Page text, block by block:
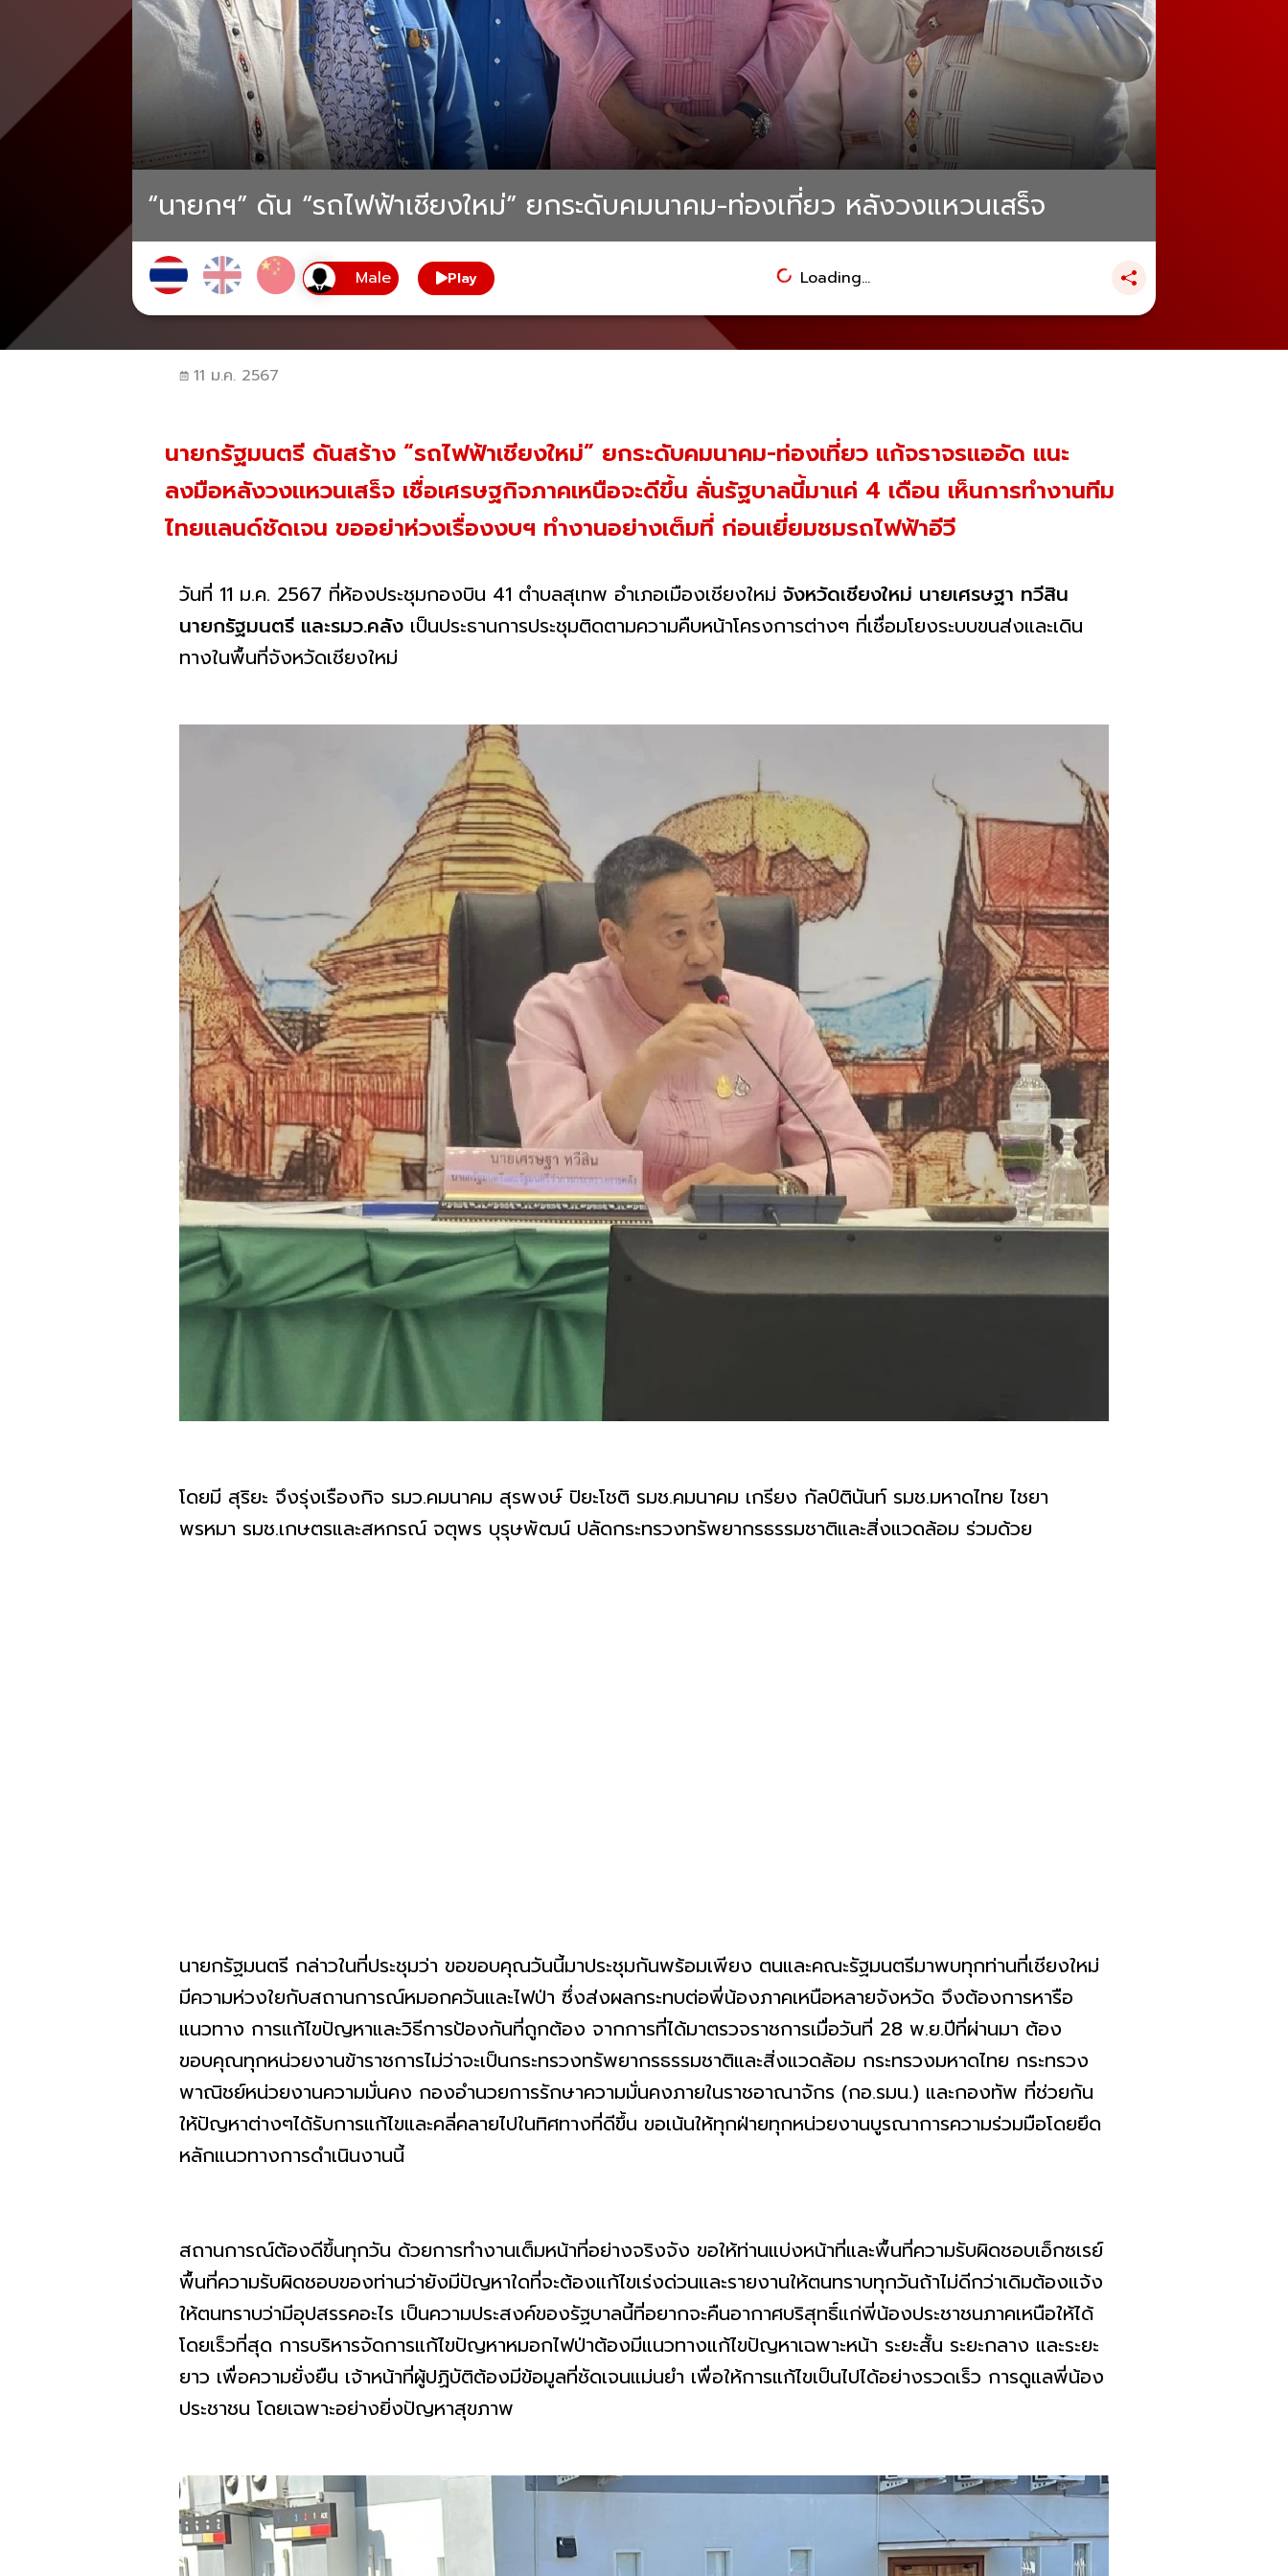
“นายกฯ” ดัน “รถไฟฟ้าเชียงใหม่” ยกระดับคมนาคม-ท่องเที่ยว หลังวงแหวนเสร็จ
Play Loading...
11 ม.ค. 2567
นายกรัฐมนตรี ดันสร้าง “รถไฟฟ้าเชียงใหม่” ยกระดับคมนาคม-ท่องเที่ยว แก้จราจรแออัด แนะ
ลงมือหลังวงแหวนเสร็จ เชื่อเศรษฐกิจภาคเหนือจะดีขึ้น ลั่นรัฐบาลนี้มาแค่ 4 เดือน เห็นการทำงานทีม
ไทยแลนด์ชัดเจน ขออย่าห่วงเรื่องงบฯ ทำงานอย่างเต็มที่ ก่อนเยี่ยมชมรถไฟฟ้าอีวี
วันที่ 11 ม.ค. 2567 ที่ห้องประชุมกองบิน 41 ตำบลสุเทพ อำเภอเมืองเชียงใหม่ จังหวัดเชียงใหม่ นายเศรษฐา ทวีสิน
นายกรัฐมนตรี และรมว.คลัง เป็นประธานการประชุมติดตามความคืบหน้าโครงการต่างๆ ที่เชื่อมโยงระบบขนส่งและเดิน
ทางในพื้นที่จังหวัดเชียงใหม่
โดยมี สุริยะ จึงรุ่งเรืองกิจ รมว.คมนาคม สุรพงษ์ ปิยะโชติ รมช.คมนาคม เกรียง กัลป์ตินันท์ รมช.มหาดไทย ไชยา
พรหมา รมช.เกษตรและสหกรณ์ จตุพร บุรุษพัฒน์ ปลัดกระทรวงทรัพยากรธรรมชาติและสิ่งแวดล้อม ร่วมด้วย
นายกรัฐมนตรี กล่าวในที่ประชุมว่า ขอขอบคุณวันนี้มาประชุมกันพร้อมเพียง ตนและคณะรัฐมนตรีมาพบทุกท่านที่เชียงใหม่
มีความห่วงใยกับสถานการณ์หมอกควันและไฟป่า ซึ่งส่งผลกระทบต่อพี่น้องภาคเหนือหลายจังหวัด จึงต้องการหารือ
แนวทาง การแก้ไขปัญหาและวิธีการป้องกันที่ถูกต้อง จากการที่ได้มาตรวจราชการเมื่อวันที่ 28 พ.ย.ปีที่ผ่านมา ต้อง
ขอบคุณทุกหน่วยงานข้าราชการไม่ว่าจะเป็นกระทรวงทรัพยากรธรรมชาติและสิ่งแวดล้อม กระทรวงมหาดไทย กระทรวง
พาณิชย์หน่วยงานความมั่นคง กองอำนวยการรักษาความมั่นคงภายในราชอาณาจักร (กอ.รมน.) และกองทัพ ที่ช่วยกัน
ให้ปัญหาต่างๆได้รับการแก้ไขและคลี่คลายไปในทิศทางที่ดีขึ้น ขอเน้นให้ทุกฝ่ายทุกหน่วยงานบูรณาการความร่วมมือโดยยึด
หลักแนวทางการดำเนินงานนี้
สถานการณ์ต้องดีขึ้นทุกวัน ด้วยการทำงานเต็มหน้าที่อย่างจริงจัง ขอให้ท่านแบ่งหน้าที่และพื้นที่ความรับผิดชอบเอ็กซเรย์
พื้นที่ความรับผิดชอบของท่านว่ายังมีปัญหาใดที่จะต้องแก้ไขเร่งด่วนและรายงานให้ตนทราบทุกวันถ้าไม่ดีกว่าเดิมต้องแจ้ง
ให้ตนทราบว่ามีอุปสรรคอะไร เป็นความประสงค์ของรัฐบาลนี้ที่อยากจะคืนอากาศบริสุทธิ์แก่พี่น้องประชาชนภาคเหนือให้ได้
โดยเร็วที่สุด การบริหารจัดการแก้ไขปัญหาหมอกไฟป่าต้องมีแนวทางแก้ไขปัญหาเฉพาะหน้า ระยะสั้น ระยะกลาง และระยะ
ยาว เพื่อความยั่งยืน เจ้าหน้าที่ผู้ปฏิบัติต้องมีข้อมูลที่ชัดเจนแม่นยำ เพื่อให้การแก้ไขเป็นไปได้อย่างรวดเร็ว การดูแลพี่น้อง
ประชาชน โดยเฉพาะอย่างยิ่งปัญหาสุขภาพ